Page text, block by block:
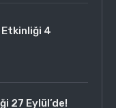
4
27 Eylül’de!